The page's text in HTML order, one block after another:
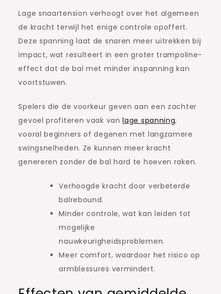
Lage snaartension verhoogt over het algemeen
de kracht terwijl het enige controle opoffert.
Deze spanning laat de snaren meer uitrekken bij
impact, wat resulteert in een groter trampoline-
effect dat de bal met minder inspanning kan
voortstuwen.
Spelers die de voorkeur geven aan een zachter
gevoel profiteren vaak vanlage spanning,
vooral beginners of degenen met langzamere
swingsnelheden. Ze kunnen meer kracht
genereren zonder de bal hard te hoeven raken.
Verhoogde kracht door verbeterde
balrebound.
Minder controle, wat kan leiden tot
mogelijke
nauwkeurigheidsproblemen.
Meer comfort, waardoor het risico op
armblessures vermindert.